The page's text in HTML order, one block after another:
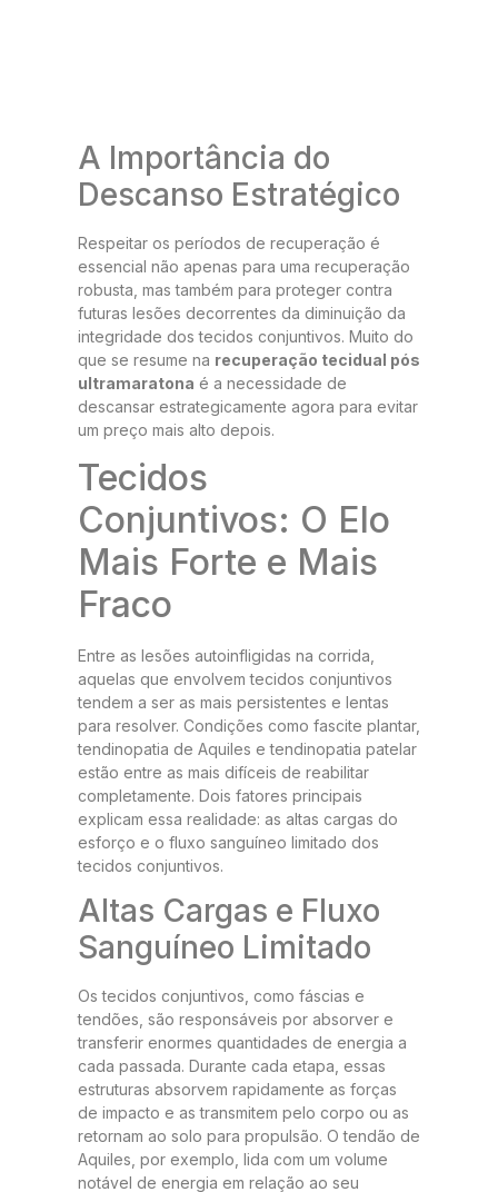
A Importância do
Descanso Estratégico
Respeitar os períodos de recuperação é
essencial não apenas para uma recuperação
robusta, mas também para proteger contra
futuras lesões decorrentes da diminuição da
integridade dos tecidos conjuntivos. Muito do
que se resume na recuperação tecidual pós
ultramaratona é a necessidade de
descansar estrategicamente agora para evitar
um preço mais alto depois.
Tecidos
Conjuntivos: O Elo
Mais Forte e Mais
Fraco
Entre as lesões autoinfligidas na corrida,
aquelas que envolvem tecidos conjuntivos
tendem a ser as mais persistentes e lentas
para resolver. Condições como fascite plantar,
tendinopatia de Aquiles e tendinopatia patelar
estão entre as mais difíceis de reabilitar
completamente. Dois fatores principais
explicam essa realidade: as altas cargas do
esforço e o fluxo sanguíneo limitado dos
tecidos conjuntivos.
Altas Cargas e Fluxo
Sanguíneo Limitado
Os tecidos conjuntivos, como fáscias e
tendões, são responsáveis por absorver e
transferir enormes quantidades de energia a
cada passada. Durante cada etapa, essas
estruturas absorvem rapidamente as forças
de impacto e as transmitem pelo corpo ou as
retornam ao solo para propulsão. O tendão de
Aquiles, por exemplo, lida com um volume
notável de energia em relação ao seu